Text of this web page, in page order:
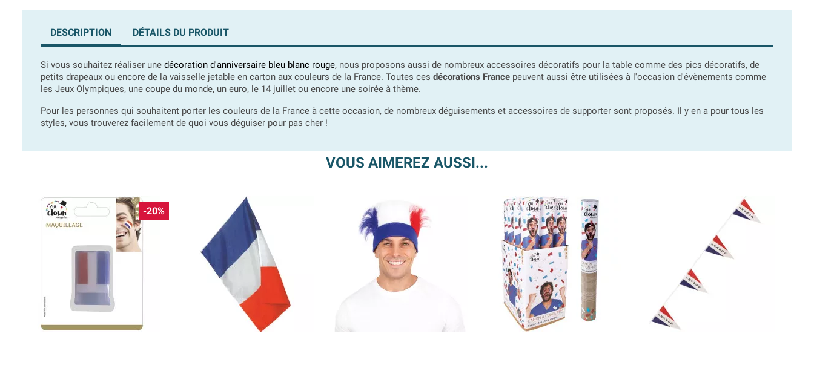
DESCRIPTION DÉTAILS DU PRODUIT
Si vous souhaitez réaliser une décoration d'anniversaire bleu blanc rouge, nous proposons aussi de nombreux accessoires décoratifs pour la table comme des pics décoratifs, de
petits drapeaux ou encore de la vaisselle jetable en carton aux couleurs de la France. Toutes ces décorations France peuvent aussi être utilisées à l'occasion d'évènements comme
les Jeux Olympiques, une coupe du monde, un euro, le 14 juillet ou encore une soirée à thème.
Pour les personnes qui souhaitent porter les couleurs de la France à cette occasion, de nombreux déguisements et accessoires de supporter sont proposés. Il y en a pour tous les
styles, vous trouverez facilement de quoi vous déguiser pour pas cher !
VOUS AIMEREZ AUSSI...
-20%